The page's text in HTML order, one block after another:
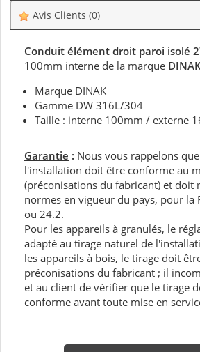
Avis Clients (0)
Conduit élément droit paroi isolé
100mm interne de la marque
Marque DINAK
Gamme DW 316L/304
Taille : interne 100mm / externe
Garantie : Nous vous rappelons
l'installation doit être conforme au
(préconisations du fabricant) et doit
normes en vigueur du pays, pour la
ou 24.2.
Pour les appareils à granulés, le
adapté au tirage naturel de
les appareils à bois, le tirage doit
préconisations du fabricant ; il
et au client de vérifier que le tirage
conforme avant toute mise en